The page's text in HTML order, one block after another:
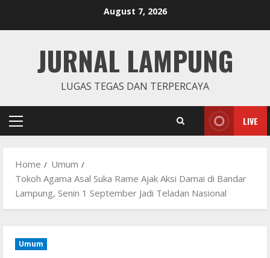
August 7, 2026
JURNAL LAMPUNG
LUGAS TEGAS DAN TERPERCAYA
Primary
LIVE
Home
Umum
Tokoh Agama Asal Suka Rame Ajak Aksi Damai di Bandar
Lampung, Senin 1 September Jadi Teladan Nasional
Umum